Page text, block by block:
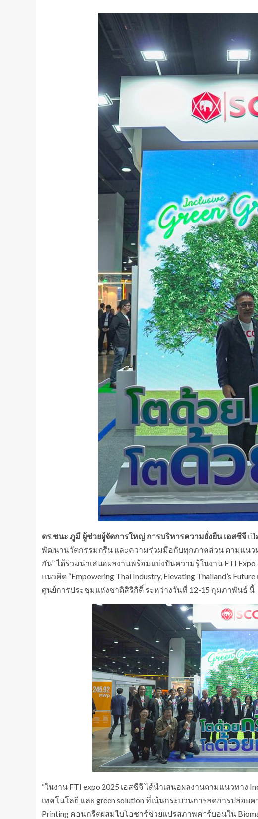
ดร.ชนะ ภูมี ผู้ช่วยผู้จัดการใหญ่ การบริหารความยั่งยืน เอสซีจี เ
พัฒนานวัตกรรมกรีน และความร่วมมือกับทุกภาคส่วน ตามแนวทา
กัน” ได้ร่วมนำเสนอผลงานพร้อมแบ่งปันความรู้ในงาน FTI
แนวคิด “Empowering Thai Industry, Elevating Thailand’s
ศูนย์การประชุมแห่งชาติสิริกิติ์ ระหว่างวันที่ 12-15 กุมภาพันธ์ นี้
“ในงาน FTI expo 2025 เอสซีจี ได้นำเสนอผลงานตามแนวทาง
เทคโนโลยี และ green solution ที่เน้นกระบวนการลดการปล่อ
Printing คอนกรีตผสมไบโอชาร์ช่วยแปรสภาพคาร์บอนใน